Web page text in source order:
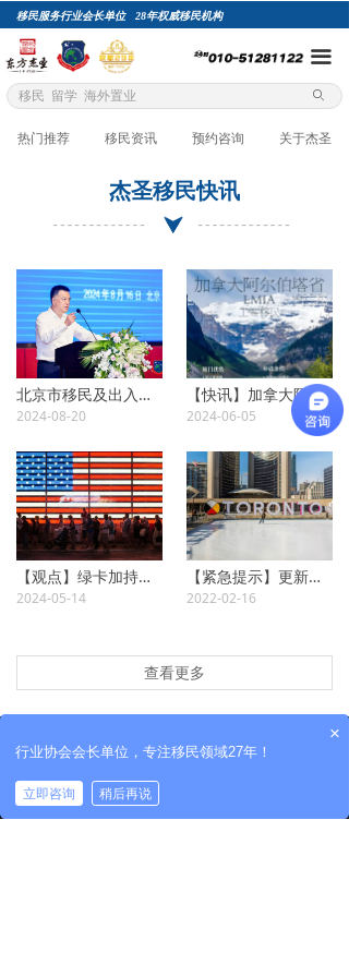
移民服务行业会长单位 28年权威移民机构
끀
网站首页
项目自选
成功案例
总裁专栏
移民评估
加入杰圣
ꄙ
热门推荐 移民资讯 预约咨询 关于杰圣
北京市移民及出入境服务行业2024年上半年工作总结会，在北京密云成功举行
2024-08-20
【快讯】加拿大阿省省提名AOS，将于6月11日重新开放申请！
2024-06-05
【观点】绿卡加持美国留学更香！
2024-05-14
【紧急提示】更新政策、分数上涨！安省雇主担保还可能在30天后增加雅思成绩的筛选条件！？
2022-02-16
查看更多
杰圣移民快讯
有容乃大 世界一家
LUCKGIVEN,
WE ARE THE WORLD
×
行业协会会长单位，专注移民领域27年！
立即咨询 稍后再说